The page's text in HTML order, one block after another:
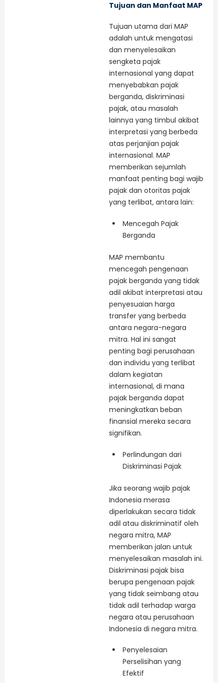
Tujuan dan Manfaat MAP
Tujuan utama dari MAP
adalah untuk mengatasi
dan menyelesaikan
sengketa pajak
internasional yang dapat
menyebabkan pajak
berganda, diskriminasi
pajak, atau masalah
lainnya yang timbul akibat
interpretasi yang berbeda
atas perjanjian pajak
internasional. MAP
memberikan sejumlah
manfaat penting bagi wajib
pajak dan otoritas pajak
yang terlibat, antara lain:
Mencegah Pajak
Berganda
MAP membantu
mencegah pengenaan
pajak berganda yang tidak
adil akibat interpretasi atau
penyesuaian harga
transfer yang berbeda
antara negara-negara
mitra. Hal ini sangat
penting bagi perusahaan
dan individu yang terlibat
dalam kegiatan
internasional, di mana
pajak berganda dapat
meningkatkan beban
finansial mereka secara
signifikan.
Perlindungan dari
Diskriminasi Pajak
Jika seorang wajib pajak
Indonesia merasa
diperlakukan secara tidak
adil atau diskriminatif oleh
negara mitra, MAP
memberikan jalan untuk
menyelesaikan masalah ini.
Diskriminasi pajak bisa
berupa pengenaan pajak
yang tidak seimbang atau
tidak adil terhadap warga
negara atau perusahaan
Indonesia di negara mitra.
Penyelesaian
Perselisihan yang
Efektif